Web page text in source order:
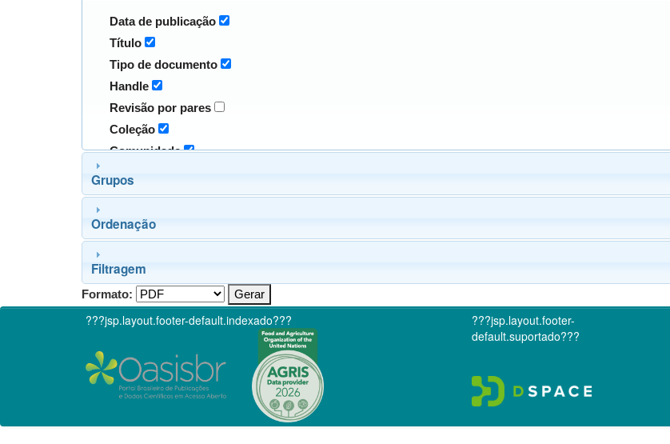
Data de publicação
Título
Tipo de documento
Handle
Revisão por pares
Coleção
Comunidade
Grupos
Ordenação
Filtragem
Formato:
???jsp.layout.footer-default.indexado???
???jsp.layout.footer-
default.suportado???